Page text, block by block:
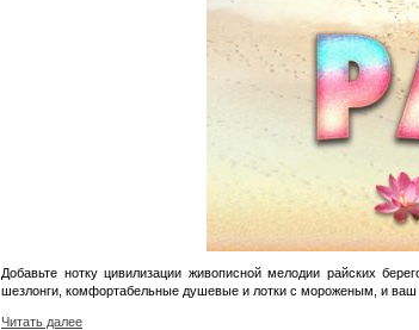
Добавьте нотку цивилизации живописной мелодии райских
шезлонги, комфортабельные душевые и лотки с мороженым, и ваш
Читать далее